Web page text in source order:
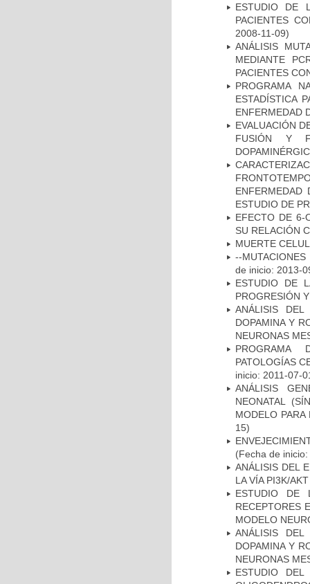
ESTUDIO DE
PACIENTES
2008-11-09)
ANÁLISIS
MEDIANTE
PACIENTES
PROGRAMA
ESTADÍSTICA
ENFERMEDAD
EVALUACIÓN
FUSIÓN Y
ENFERMEDAD
ESTUDIO DE
EFECTO DE 6-
SU RELACIÓN
MUERTE
--
de inicio: 2013-
ESTUDIO DE
PROGRESIÓN
ANÁLISIS
DOPAMINA Y
NEURONAS
PROGRAMA
PATOLOGÍAS
inicio: 2011-07-
ANÁLISIS
NEONATAL
MODELO
15)
(Fecha de
ANÁLISIS DEL
LA VÍA PI3K/
ESTUDIO DE
RECEPTORES
MODELO
ANÁLISIS
DOPAMINA Y
NEURONAS
ESTUDIO